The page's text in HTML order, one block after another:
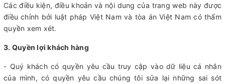
Các điều kiện, điều khoản và nội dung của trang web này được
điều chỉnh bởi luật pháp Việt Nam và tòa án Việt Nam có thẩm
quyền xem xét.
3. Quyền lợi khách hàng
- Quý khách có quyền yêu cầu truy cập vào dữ liệu cá nhân
của mình, có quyền yêu cầu chúng tôi sửa lại những sai sót